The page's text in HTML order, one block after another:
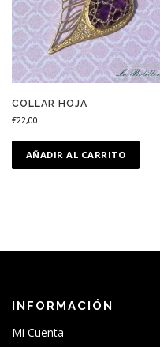
COLLAR HOJA
€22,00
AÑADIR AL CARRITO
INFORMACIÓN
Mi Cuenta